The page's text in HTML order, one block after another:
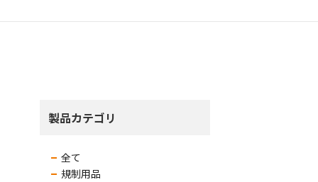
製品カテゴリ
全て
規制用品